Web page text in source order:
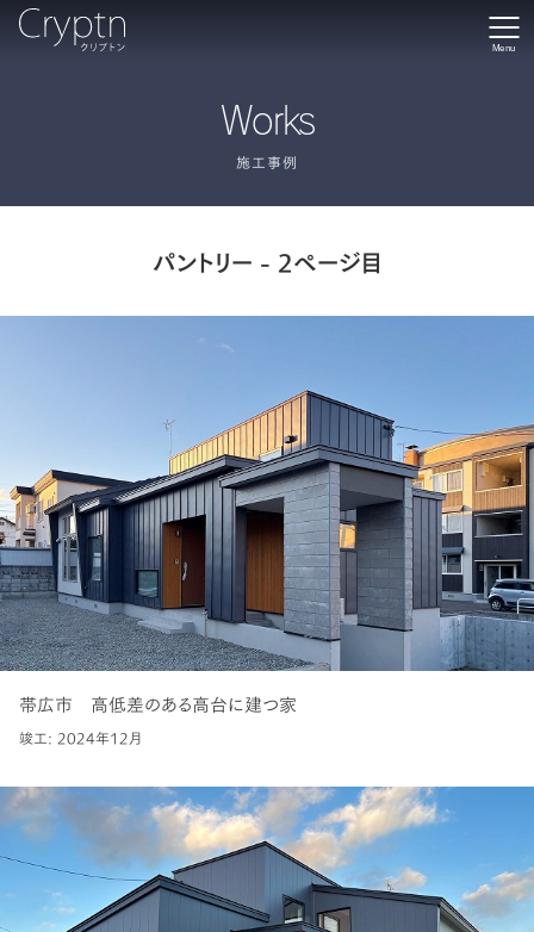
Menu
Works
施工事例
パントリー - 2ページ目
帯広市 高低差のある高台に建つ家
竣工: 2024年12月